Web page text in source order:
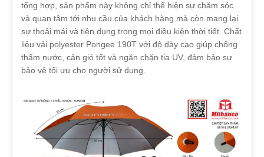
tổng hợp, sản phẩm này không chỉ thể hiện sự chăm sóc
và quan tâm tới nhu cầu của khách hàng mà còn mang lại
sự thoải mái và tiện dụng trong mọi điều kiện thời tiết. Chất
liệu vải polyester Pongee 190T với độ dày cao giúp chống
thấm nước, cản gió tốt và ngăn chặn tia UV, đảm bảo sự
bảo vệ tối ưu cho người sử dụng.